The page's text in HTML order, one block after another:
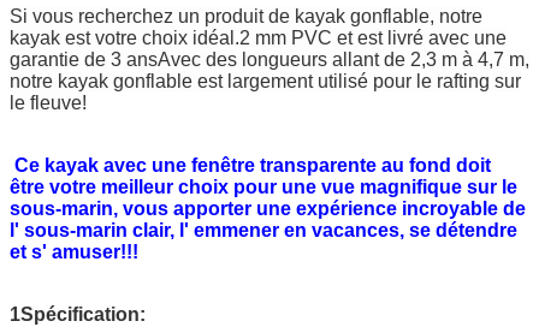
Si vous recherchez un produit de kayak gonflable, notre
kayak est votre choix idéal.2 mm PVC et est livré avec une
garantie de 3 ansAvec des longueurs allant de 2,3 m à 4,7 m,
notre kayak gonflable est largement utilisé pour le rafting sur
le fleuve!
Ce kayak avec une fenêtre transparente au fond doit
être votre meilleur choix pour une vue magnifique sur le
sous-marin, vous apporter une expérience incroyable de
l' sous-marin clair, l' emmener en vacances, se détendre
et s' amuser!!!
1Spécification: